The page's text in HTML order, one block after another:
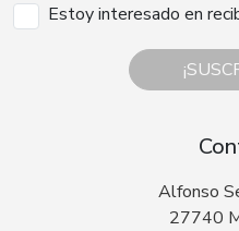
Estoy interesado en
Alfonso
27740